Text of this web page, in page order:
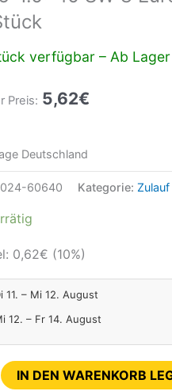
verfügbar – Ab
Preis: 5,62€
Deutschland
60640 Kategorie: Zulauf
0,62€ (10%)
– Mi 12. August
– Fr 14. August
IN DEN WARENKORB